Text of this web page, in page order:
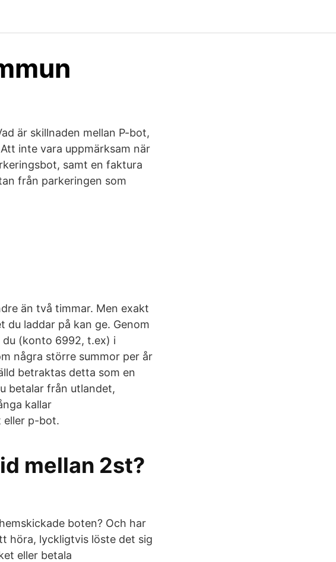
är skillnaden mellan P-bot,
inte vara uppmärksam när
samt en faktura
från parkeringen som
än två timmar. Men exakt
laddar på kan ge. Genom
(konto 6992, t.ex) i
några större summor per år
betraktas detta som en
betalar från utlandet,
kallar
eller p-bot.
mellan 2st?
boten? Och har
höra, lyckligtvis löste det sig
eller betala